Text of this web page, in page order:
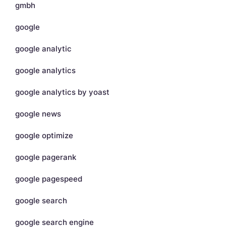
gmbh
google
google analytic
google analytics
google analytics by yoast
google news
google optimize
google pagerank
google pagespeed
google search
google search engine